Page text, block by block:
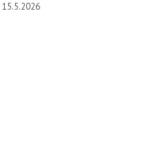
15.5.2026